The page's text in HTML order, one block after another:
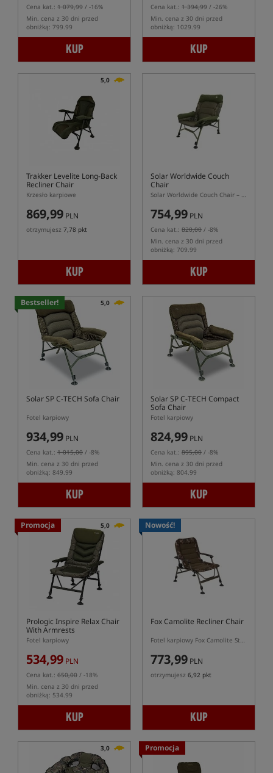
Cena kat.: 1 079,99 / -16%
Min. cena z 30 dni przed
obniżką: 799.99
KUP
Cena kat.: 1 394,99 / -26%
Min. cena z 30 dni przed
obniżką: 1029.99
KUP
5,0
Trakker Levelite Long-Back
Recliner Chair
Krzesło karpiowe
869,99 PLN
otrzymujesz 7,78 pkt
KUP
Solar Worldwide Couch
Chair
Solar Worldwide Couch Chair – rozkładane krzesło karpiowe typu sofa
754,99 PLN
Cena kat.: 820,00 / -8%
Min. cena z 30 dni przed
obniżką: 709.99
KUP
Bestseller! 5,0
Solar SP C-TECH Sofa Chair
Fotel karpiowy
934,99 PLN
Cena kat.: 1 015,00 / -8%
Min. cena z 30 dni przed
obniżką: 849.99
KUP
Solar SP C-TECH Compact
Sofa Chair
Fotel karpiowy
824,99 PLN
Cena kat.: 895,00 / -8%
Min. cena z 30 dni przed
obniżką: 804.99
KUP
Promocja 5,0
Prologic Inspire Relax Chair
With Armrests
Fotel karpiowy
534,99 PLN
Cena kat.: 650,00 / -18%
Min. cena z 30 dni przed
obniżką: 534.99
KUP
Nowość!
Fox Camolite Recliner Chair
Fotel karpiowy Fox Camolite Standard z regulacją oparcia
773,99 PLN
otrzymujesz 6,92 pkt
KUP
3,0 Promocja